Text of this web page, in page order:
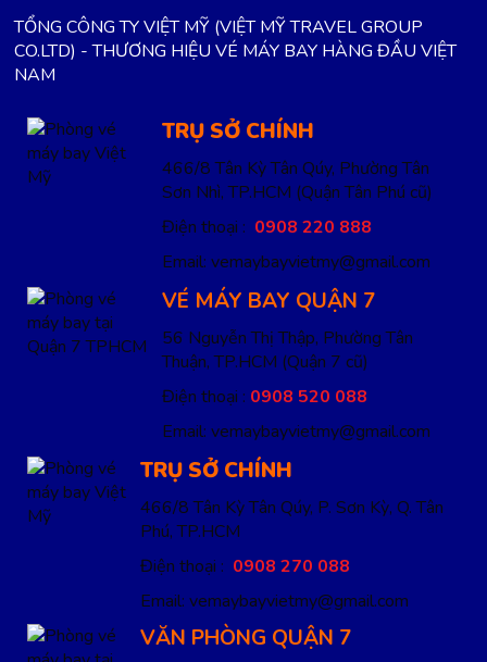
TỔNG CÔNG TY VIỆT MỸ (VIỆT MỸ TRAVEL GROUP
CO.LTD) - THƯƠNG HIỆU VÉ MÁY BAY HÀNG ĐẦU VIỆT
NAM
TRỤ SỞ CHÍNH
466/8 Tân Kỳ Tân Qúy, Phường Tân
Sơn Nhì, TP.HCM (Quận Tân Phú cũ)
Điện thoại : 0908 220 888
Email: vemaybayvietmy@gmail.com
VÉ MÁY BAY QUẬN 7
56 Nguyễn Thị Thập, Phường Tân
Thuận, TP.HCM (Quận 7 cũ)
Điện thoại : 0908 520 088
Email: vemaybayvietmy@gmail.com
TRỤ SỞ CHÍNH
466/8 Tân Kỳ Tân Qúy, P. Sơn Kỳ, Q. Tân
Phú, TP.HCM
Điện thoại : 0908 270 088
Email: vemaybayvietmy@gmail.com
VĂN PHÒNG QUẬN 7